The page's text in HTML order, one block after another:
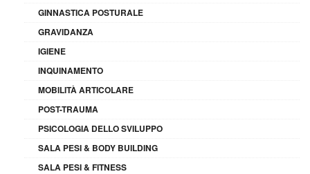
GINNASTICA POSTURALE
GRAVIDANZA
IGIENE
INQUINAMENTO
MOBILITÀ ARTICOLARE
POST-TRAUMA
PSICOLOGIA DELLO SVILUPPO
SALA PESI & BODY BUILDING
SALA PESI & FITNESS